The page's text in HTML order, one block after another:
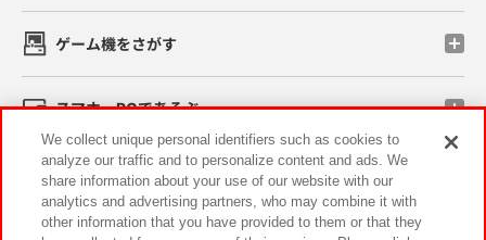
ゲーム機をさがす
スマホ・PCであそぶ
イベント・キャンペーン
We collect unique personal identifiers such as cookies to
analyze our traffic and to personalize content and ads. We
share information about your use of our website with our
analytics and advertising partners, who may combine it with
other information that you have provided to them or that they